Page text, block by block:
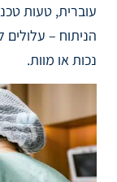
עוברית, טעות
הניתוח –
נכות או מוות.